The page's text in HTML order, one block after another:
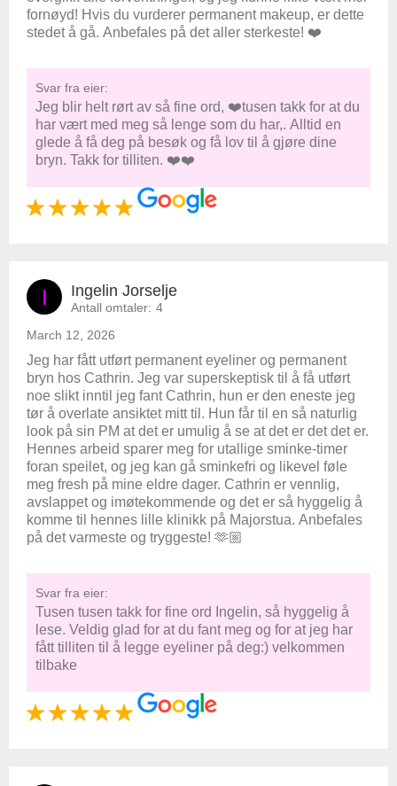
fornøyd! Hvis du vurderer permanent makeup, er dette
stedet å gå. Anbefales på det aller sterkeste! ❤️
Svar fra eier:
Jeg blir helt rørt av så fine ord, ❤️tusen takk for at du
har vært med meg så lenge som du har,. Alltid en
glede å få deg på besøk og få lov til å gjøre dine
bryn. Takk for tilliten. ❤️❤️
I Ingelin Jorselje
Antall omtaler: 4
March 12, 2026
Jeg har fått utført permanent eyeliner og permanent
bryn hos Cathrin. Jeg var superskeptisk til å få utført
noe slikt inntil jeg fant Cathrin, hun er den eneste jeg
tør å overlate ansiktet mitt til. Hun får til en så naturlig
look på sin PM at det er umulig å se at det er det det er.
Hennes arbeid sparer meg for utallige sminke-timer
foran speilet, og jeg kan gå sminkefri og likevel føle
meg fresh på mine eldre dager. Cathrin er vennlig,
avslappet og imøtekommende og det er så hyggelig å
komme til hennes lille klinikk på Majorstua. Anbefales
på det varmeste og tryggeste! 🫶🏼
Svar fra eier:
Tusen tusen takk for fine ord Ingelin, så hyggelig å
lese. Veldig glad for at du fant meg og for at jeg har
fått tilliten til å legge eyeliner på deg:) velkommen
tilbake